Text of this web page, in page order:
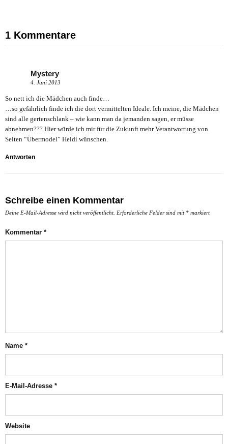
1 Kommentare
Mystery
4. Juni 2013
So nett ich die Mädchen auch finde…
…so gefährlich finde ich die dort vermittelten Ideale. Ich meine, die Mädchen
sind alle gertenschlank – wie kann man da jemanden sagen, er müsse
abnehmen??? Hier würde ich mir für die Zukunft mehr Verantwortung von
Seiten “Übermodel” Heidi wünschen.
Antworten
Schreibe einen Kommentar
Deine E-Mail-Adresse wird nicht veröffentlicht. Erforderliche Felder sind mit * markiert
Kommentar *
Name *
E-Mail-Adresse *
Website